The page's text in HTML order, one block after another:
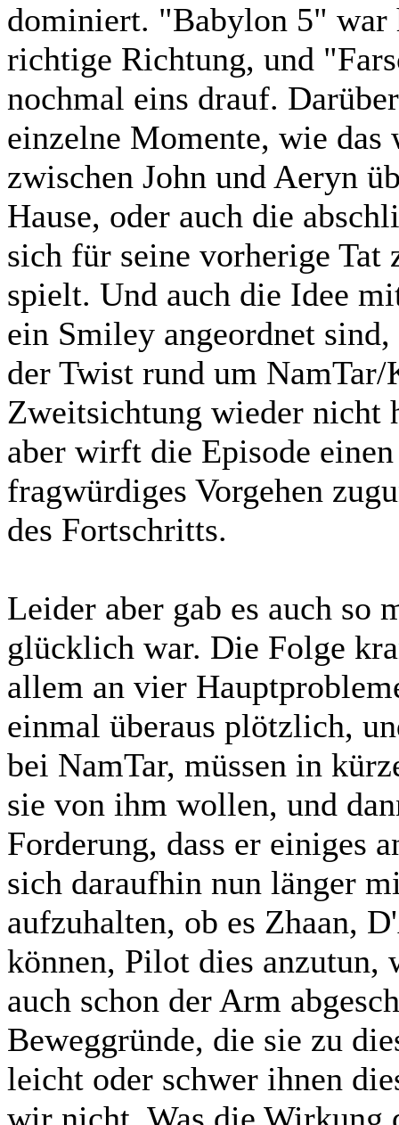
dominiert. "Babylon 5" war
richtige Richtung, und
nochmal eins drauf.
einzelne Momente, wie das
zwischen John und Aeryn
Hause, oder auch die
sich für seine vorherige
spielt. Und auch die Idee
ein Smiley angeordnet
der Twist rund um
Zweitsichtung wieder nicht
aber wirft die Episode
fragwürdiges Vorgehen
des Fortschritts.
Leider aber gab es auch so
glücklich war. Die Folge
allem an vier
einmal überaus plötzlich,
bei NamTar, müssen in
sie von ihm wollen, und
Forderung, dass er einiges
sich daraufhin nun länger
aufzuhalten, ob es Zhaan,
können, Pilot dies anzutun,
auch schon der Arm
Beweggründe, die sie zu
leicht oder schwer ihnen